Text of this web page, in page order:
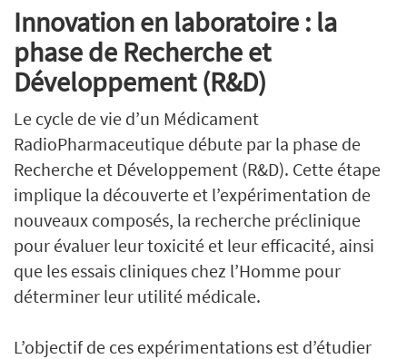
Innovation en laboratoire : la
phase de Recherche et
Développement (R&D)
Le cycle de vie d’un Médicament
RadioPharmaceutique débute par la phase de
Recherche et Développement (R&D). Cette étape
implique la découverte et l’expérimentation de
nouveaux composés, la recherche préclinique
pour évaluer leur toxicité et leur efficacité, ainsi
que les essais cliniques chez l’Homme pour
déterminer leur utilité médicale.
L’objectif de ces expérimentations est d’étudier